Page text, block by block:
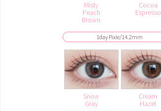
Misty
Peach
Brown
Cocoa
Espresso
1day Pixie/14.2mm
Snow
Gray
Cream
Hazel